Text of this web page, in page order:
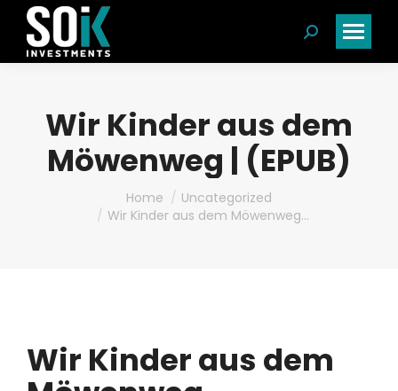
Search:
Wir Kinder aus dem
Möwenweg | (EPUB)
Home
Uncategorized
Wir Kinder aus dem Möwenweg…
Wir Kinder aus dem